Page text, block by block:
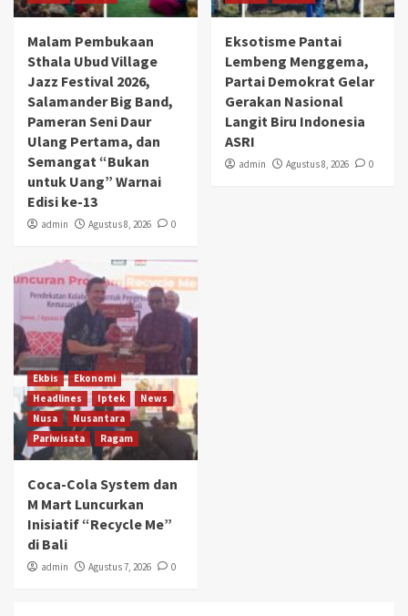
Malam Pembukaan
Sthala Ubud Village
Jazz Festival 2026,
Salamander Big Band,
Pameran Seni Daur
Ulang Pertama, dan
Semangat “Bukan
untuk Uang” Warnai
Edisi ke-13
admin Agustus 8, 2026 0
Eksotisme Pantai
Lembeng Menggema,
Partai Demokrat Gelar
Gerakan Nasional
Langit Biru Indonesia
ASRI
admin Agustus 8, 2026 0
Ekbis
Ekonomi
Headlines
Iptek
News
Nusa
Nusantara
Pariwisata
Ragam
Coca-Cola System dan
M Mart Luncurkan
Inisiatif “Recycle Me”
di Bali
admin Agustus 7, 2026 0